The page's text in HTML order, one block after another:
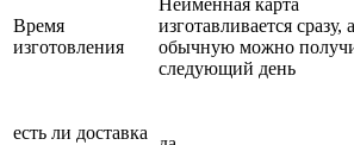
Время
изготовления
изготавливается сразу, а
обычную можно
следующий день
есть ли доставка